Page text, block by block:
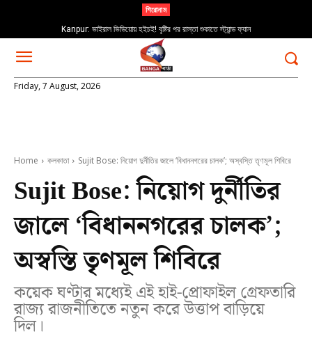
শিরোনাম
Kanpur: ভাইরাল ভিডিয়োয় হইচই! বৃষ্টির পর রাস্তা শুকাতে স্ট্যান্ড ফ্যান
Friday, 7 August, 2026
Home কলকাতা Sujit Bose: নিয়োগ দুর্নীতির জালে ‘বিধাননগরের চালক’; অস্বস্তি তৃণমূল শিবিরে
Sujit Bose: নিয়োগ দুর্নীতির
জালে ‘বিধাননগরের চালক’;
অস্বস্তি তৃণমূল শিবিরে
কয়েক ঘণ্টার মধ্যেই এই হাই-প্রোফাইল গ্রেফতারি
রাজ্য রাজনীতিতে নতুন করে উত্তাপ বাড়িয়ে
দিল।